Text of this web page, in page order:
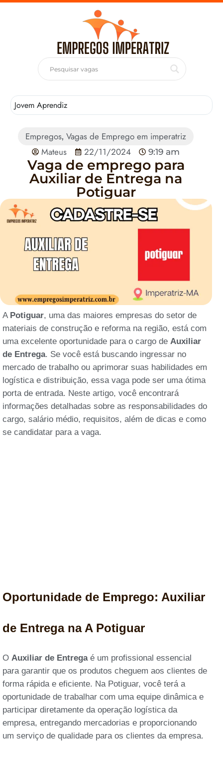
Jovem Aprendiz
Empregos,Vagas de Emprego em imperatriz
Mateus
22/11/2024 9:19 am
Vaga de emprego para
Auxiliar de Entrega na
Potiguar
A Potiguar, uma das maiores empresas do setor de
materiais de construção e reforma na região, está com
uma excelente oportunidade para o cargo de Auxiliar
de Entrega. Se você está buscando ingressar no
mercado de trabalho ou aprimorar suas habilidades em
logística e distribuição, essa vaga pode ser uma ótima
porta de entrada. Neste artigo, você encontrará
informações detalhadas sobre as responsabilidades do
cargo, salário médio, requisitos, além de dicas e como
se candidatar para a vaga.
Oportunidade de Emprego: Auxiliar
de Entrega na A Potiguar
O Auxiliar de Entregaé um profissional essencial
para garantir que os produtos cheguem aos clientes de
forma rápida e eficiente. Na Potiguar, você terá a
oportunidade de trabalhar com uma equipe dinâmica e
participar diretamente da operação logística da
empresa, entregando mercadorias e proporcionando
um serviço de qualidade para os clientes da empresa.